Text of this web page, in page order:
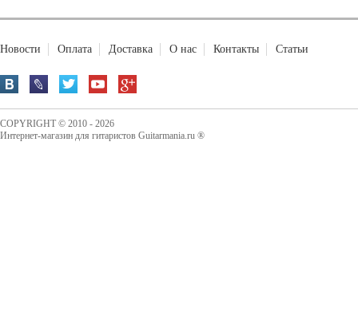
Новости Оплата Доставка О нас Контакты Статьи
COPYRIGHT © 2010 - 2026
Интернет-магазин для гитаристов Guitarmania.ru ®